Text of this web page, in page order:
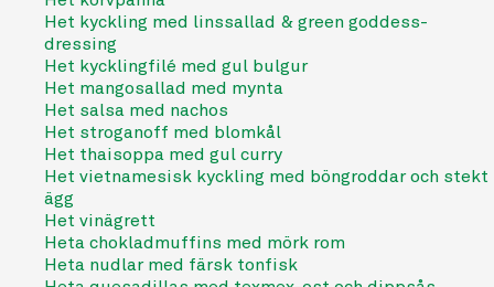
Het kyckling med linssallad & green goddess-
dressing
Het kycklingfilé med gul bulgur
Het mangosallad med mynta
Het salsa med nachos
Het stroganoff med blomkål
Het thaisoppa med gul curry
Het vietnamesisk kyckling med böngroddar och stekt
ägg
Het vinägrett
Heta chokladmuffins med mörk rom
Heta nudlar med färsk tonfisk